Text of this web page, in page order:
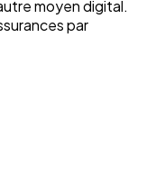
moyen digital.
par